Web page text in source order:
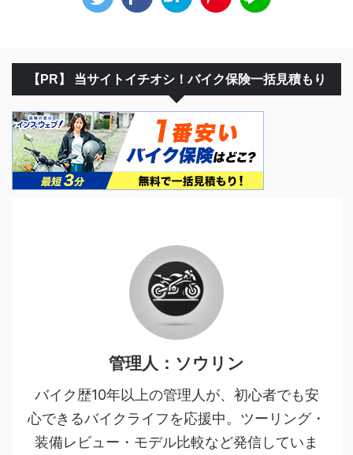
【PR】 当サイトイチオシ！バイク保険一括見積もり
管理人：ソウリン
バイク歴10年以上の管理人が、初心者でも安
心できるバイクライフを応援中。ツーリング・
装備レビュー・モデル比較など発信していま